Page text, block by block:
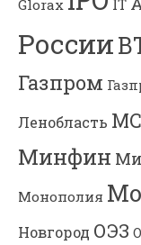
Glorax IT
России
Газпром
Ленобласть
Минфин
Монополия
Новгород ОЭЗ